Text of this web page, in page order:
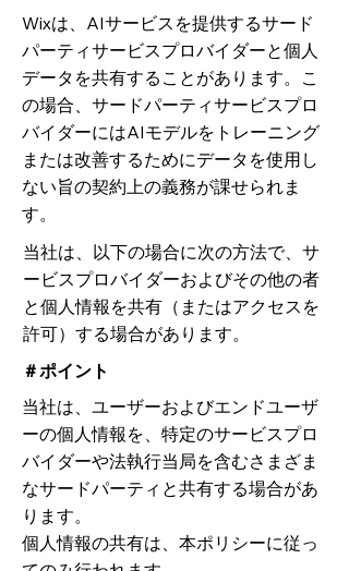
Wixは、AIサービスを提供するサード
パーティサービスプロバイダーと個人
データを共有することがあります。こ
の場合、サードパーティサービスプロ
バイダーにはAIモデルをトレーニング
または改善するためにデータを使用し
ない旨の契約上の義務が課せられま
す。
当社は、以下の場合に次の方法で、サ
ービスプロバイダーおよびその他の者
と個人情報を共有（またはアクセスを
許可）する場合があります。
＃ポイント
当社は、ユーザーおよびエンドユーザ
ーの個人情報を、特定のサービスプロ
バイダーや法執行当局を含むさまざま
なサードパーティと共有する場合があ
ります。
個人情報の共有は、本ポリシーに従っ